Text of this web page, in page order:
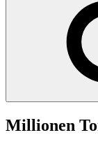
Millionen